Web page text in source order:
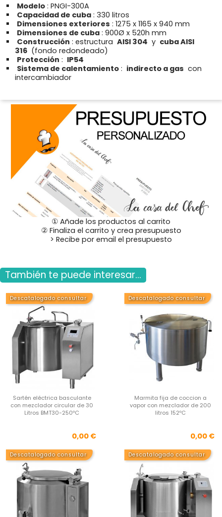
Modelo : PNGI-300A
Capacidad de cuba : 330 litros
Dimensiones exteriores : 1275 x 1165 x 940 mm
Dimensiones de cuba : 900Ø x 520h mm
Construcción : estructura AISI 304 y cuba AISI
316 (fondo redondeado)
Protección : IP54
Sistema de calentamiento : indirecto a gas con
intercambiador
① Añade los productos al carrito
② Finaliza el carrito y crea presupuesto
> Recibe por email el presupuesto
También te puede interesar...
Descatalogado consultar
Sartén eléctrica basculante
con mezclador circular de 30
Litros BMT30-250ºC
Precio
0,00 €
Descatalogado consultar
Marmita fija de coccion a
vapor con mezclador de 200
litros 152ºC
0,00 €
Descatalogado consultar Descatalogado consultar